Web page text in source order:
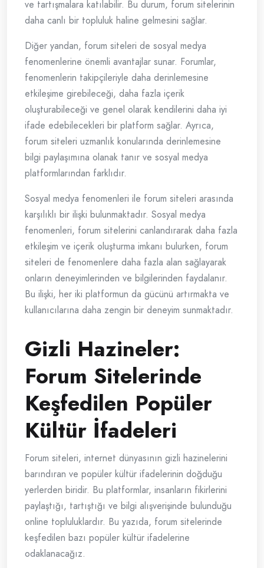
ve tartışmalara katılabilir. Bu durum, forum sitelerinin
daha canlı bir topluluk haline gelmesini sağlar.
Diğer yandan, forum siteleri de sosyal medya
fenomenlerine önemli avantajlar sunar. Forumlar,
fenomenlerin takipçileriyle daha derinlemesine
etkileşime girebileceği, daha fazla içerik
oluşturabileceği ve genel olarak kendilerini daha iyi
ifade edebilecekleri bir platform sağlar. Ayrıca,
forum siteleri uzmanlık konularında derinlemesine
bilgi paylaşımına olanak tanır ve sosyal medya
platformlarından farklıdır.
Sosyal medya fenomenleri ile forum siteleri arasında
karşılıklı bir ilişki bulunmaktadır. Sosyal medya
fenomenleri, forum sitelerini canlandırarak daha fazla
etkileşim ve içerik oluşturma imkanı bulurken, forum
siteleri de fenomenlere daha fazla alan sağlayarak
onların deneyimlerinden ve bilgilerinden faydalanır.
Bu ilişki, her iki platformun da gücünü artırmakta ve
kullanıcılarına daha zengin bir deneyim sunmaktadır.
Gizli Hazineler:
Forum Sitelerinde
Keşfedilen Popüler
Kültür İfadeleri
Forum siteleri, internet dünyasının gizli hazinelerini
barındıran ve popüler kültür ifadelerinin doğduğu
yerlerden biridir. Bu platformlar, insanların fikirlerini
paylaştığı, tartıştığı ve bilgi alışverişinde bulunduğu
online topluluklardır. Bu yazıda, forum sitelerinde
keşfedilen bazı popüler kültür ifadelerine
odaklanacağız.